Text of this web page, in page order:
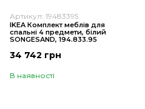
Артикул: 19483395
IKEA Комплект меблів для
спальні 4 предмети, білий
SONGESAND, 194.833.95
34 742 грн
В наявності